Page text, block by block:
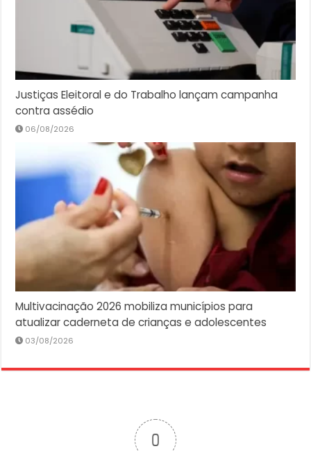
Justiças Eleitoral e do Trabalho lançam campanha
contra assédio
06/08/2026
Multivacinação 2026 mobiliza municípios para
atualizar caderneta de crianças e adolescentes
03/08/2026
0